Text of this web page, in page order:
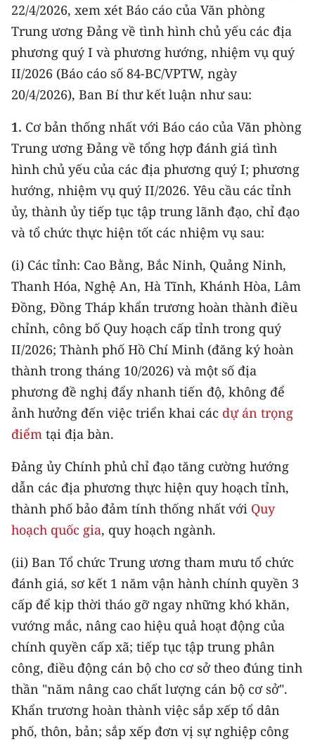
54 DÂN TỘC VIỆT NAM
CHƯƠNG TRÌNH OCOP - MỖI XÃ
MỘT SẢN PHẨM
MEDIA CENTER
E-Magazine
Video
Media Chính trị
Media Kinh tế
Media Văn hóa
Media Xã hội
Media Pháp luật
Media Du lịch
Media Thế giới
Media Thể thao
Media Giáo dục
Media Y tế
Media Khoa học - Công nghệ
Media Môi trường
Ảnh
Infographic
TIN MỚI
TIN ĐỊA PHƯƠNG
22/4/2026, xem xét Báo cáo của Văn phòng
Trung ương Đảng về tình hình chủ yếu các địa
phương quý I và phương hướng, nhiệm vụ quý
II/2026 (Báo cáo số 84-BC/VPTW, ngày
20/4/2026), Ban Bí thư kết luận như sau:
1. Cơ bản thống nhất với Báo cáo của Văn phòng
Trung ương Đảng về tổng hợp đánh giá tình
hình chủ yếu của các địa phương quý I; phương
hướng, nhiệm vụ quý II/2026. Yêu cầu các tỉnh
ủy, thành ủy tiếp tục tập trung lãnh đạo, chỉ đạo
và tổ chức thực hiện tốt các nhiệm vụ sau:
(i) Các tỉnh: Cao Bằng, Bắc Ninh, Quảng Ninh,
Thanh Hóa, Nghệ An, Hà Tĩnh, Khánh Hòa, Lâm
Đồng, Đồng Tháp khẩn trương hoàn thành điều
chỉnh, công bố Quy hoạch cấp tỉnh trong quý
II/2026; Thành phố Hồ Chí Minh (đăng ký hoàn
thành trong tháng 10/2026) và một số địa
phương đề nghị đẩy nhanh tiến độ, không để
ảnh hưởng đến việc triển khai các dự án trọng
điểm tại địa bàn.
Đảng ủy Chính phủ chỉ đạo tăng cường hướng
dẫn các địa phương thực hiện quy hoạch tỉnh,
thành phố bảo đảm tính thống nhất với Quy
hoạch quốc gia, quy hoạch ngành.
(ii) Ban Tổ chức Trung ương tham mưu tổ chức
đánh giá, sơ kết 1 năm vận hành chính quyền 3
cấp để kịp thời tháo gỡ ngay những khó khăn,
vướng mắc, nâng cao hiệu quả hoạt động của
chính quyền cấp xã; tiếp tục tập trung phân
công, điều động cán bộ cho cơ sở theo đúng tinh
thần "năm nâng cao chất lượng cán bộ cơ sở".
Khẩn trương hoàn thành việc sắp xếp tổ dân
phố, thôn, bản; sắp xếp đơn vị sự nghiệp công